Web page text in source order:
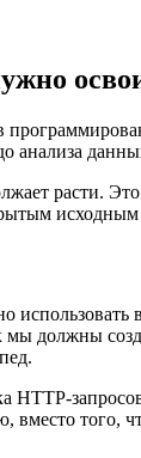
анализа
расти.
должны
того,